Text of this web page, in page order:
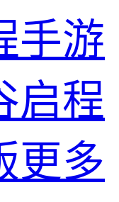
手游
启程
更多